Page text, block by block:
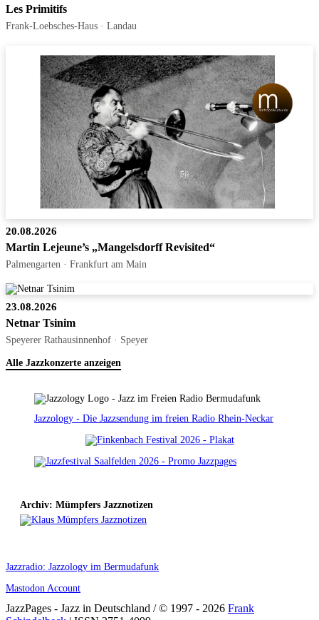
Les Primitifs
Frank-Loebsches-Haus · Landau
20.08.2026
Martin Lejeune’s „Mangelsdorff Revisited“
Palmengarten · Frankfurt am Main
23.08.2026
Netnar Tsinim
Speyerer Rathausinnenhof · Speyer
Alle Jazzkonzerte anzeigen
Jazzology - Die Jazzsendung im freien Radio Rhein-Neckar
Archiv: Mümpfers Jazznotizen
Jazzradio: Jazzology im Bermudafunk
Mastodon Account
JazzPages - Jazz in Deutschland / © 1997 - 2026 Frank